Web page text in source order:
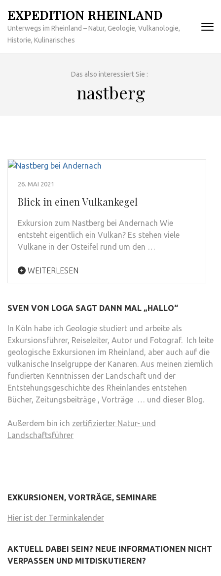
Inhalt
springen
(Enter
EXPEDITION RHEINLAND
Unterwegs im Rheinland – Natur, Geologie, Vulkanologie,
Historie, Kulinarisches
Das also interessiert Sie :
nastberg
26. MAI 2021
Blick in einen Vulkankegel
Exkursion zum Nastberg bei Andernach Wie
entsteht eigentlich ein Vulkan? Es stehen viele
Vulkane in der Osteifel rund um den …
WEITERLESEN
SVEN VON LOGA SAGT DANN MAL „HALLO“
In Köln habe ich Geologie studiert und arbeite als
Exkursionsführer, Reiseleiter, Autor und Fotograf. Ich leite
geologische Exkursionen im Rheinland, aber auch auf die
vulkanische Inselgruppe der Kanaren. Aus meinen ziemlich
fundierten Kenntnissen der Landschaft und der
Entstehungsgeschichte des Rheinlandes entstehen
Bücher, Zeitungsbeiträge , Vorträge … und dieser Blog.
Außerdem bin ich zertifizierter Natur- und
Landschaftsführer
EXKURSIONEN, VORTRÄGE, SEMINARE
Hier ist der Terminkalender
AKTUELL DABEI SEIN? NEUE INFORMATIONEN NICHT
VERPASSEN UND MITDISKUTIEREN?